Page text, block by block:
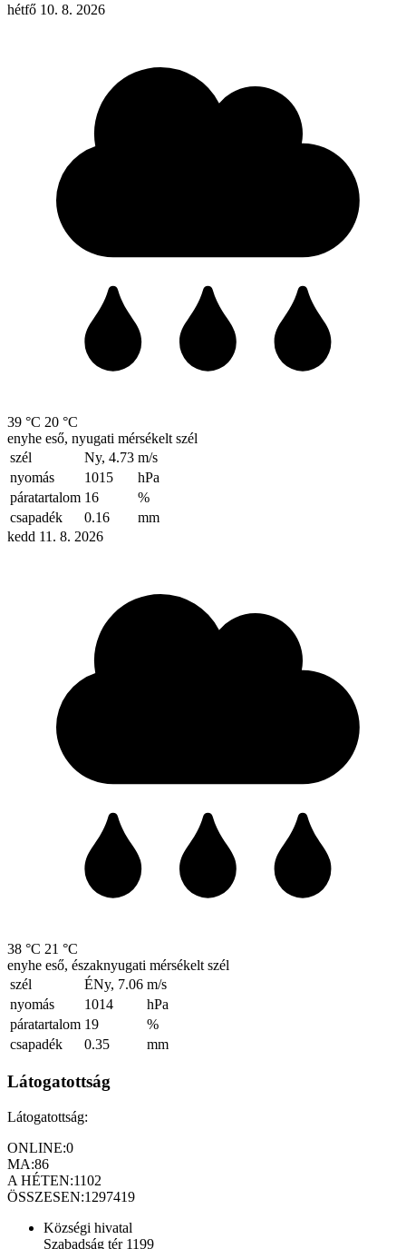
hétfő 10. 8. 2026
39 °C 20 °C
enyhe eső, nyugati mérsékelt szél
szél
Ny, 4.73 m/s
nyomás
1015
hPa
páratartalom 16
%
csapadék
0.16
mm
kedd 11. 8. 2026
38 °C 21 °C
enyhe eső, északnyugati mérsékelt szél
szél
ÉNy, 7.06 m/s
nyomás
1014
hPa
páratartalom 19
%
csapadék
0.35 mm
Látogatottság
Látogatottság:
ONLINE:0
MA:86
A HÉTEN:1102
ÖSSZESEN:1297419
Községi hivatal
Szabadság tér 1199